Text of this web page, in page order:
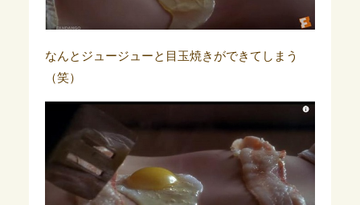
なんとジュージューと目玉焼きができてしまう
（笑）